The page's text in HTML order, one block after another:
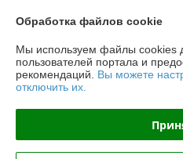
О нас
Контакты
Обработка файлов cookie
Мы используем файлы cookies
пользователей портала и
рекомендаций. Вы можете
отключить их.